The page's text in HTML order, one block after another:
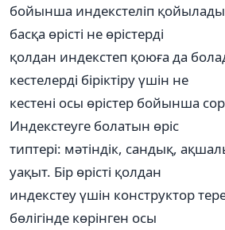
бойынша индекстеліп
басқа өрісті не өрістерді
қолдан индекстеп қоюға да
кестелерді біріктіру үшін не
кестені осы өрістер бойынша
Индекстеуге болатын өріс
типтері: мәтіндік, сандық,
уақыт. Бір өрісті қолдан
индекстеу үшін конструктор
бөлігінде көрінген осы